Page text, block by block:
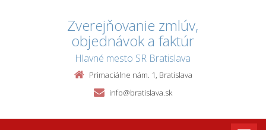
Zverejňovanie zmlúv,
objednávok a faktúr
Hlavné mesto SR Bratislava
Primaciálne nám. 1, Bratislava
info@bratislava.sk